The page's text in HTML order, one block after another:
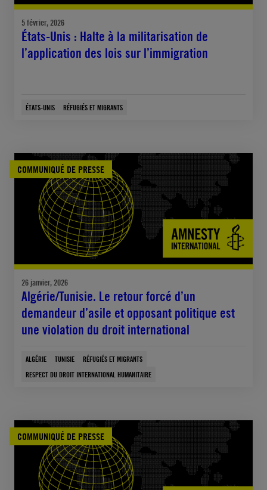
5 février, 2026
États-Unis : Halte à la militarisation de
l’application des lois sur l’immigration
ÉTATS-UNIS RÉFUGIÉS ET MIGRANTS
COMMUNIQUÉ DE PRESSE
26 janvier, 2026
Algérie/Tunisie. Le retour forcé d’un
demandeur d’asile et opposant politique est
une violation du droit international
ALGÉRIE TUNISIE
RÉFUGIÉS ET MIGRANTS
RESPECT DU DROIT INTERNATIONAL HUMANITAIRE
COMMUNIQUÉ DE PRESSE